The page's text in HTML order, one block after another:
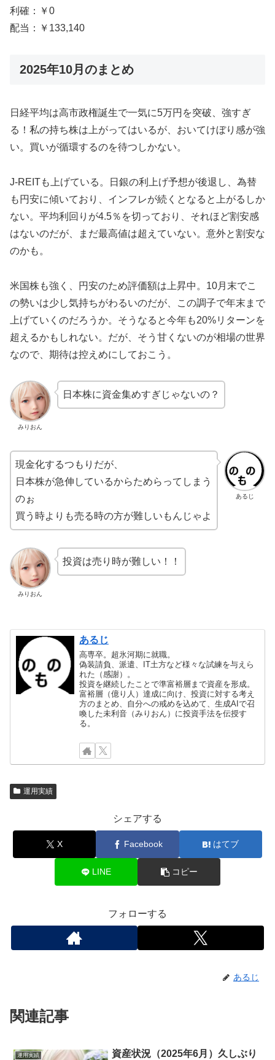
利確：￥0
配当：￥133,140
2025年10月のまとめ
日経平均は高市政権誕生で一気に5万円を突破、強すぎ
る！私の持ち株は上がってはいるが、おいてけぼり感が強
い。買いが循環するのを待つしかない。
J-REITも上げている。日銀の利上げ予想が後退し、為替
も円安に傾いており、インフレが続くとなると上がるしか
ない。平均利回りが4.5％を切っており、それほど割安感
はないのだが、まだ最高値は超えていない。意外と割安な
のかも。
米国株も強く、円安のため評価額は上昇中。10月末でこ
の勢いは少し気持ちがわるいのだが、この調子で年末まで
上げていくのだろうか。そうなると今年も20%リターンを
超えるかもしれない。だが、そう甘くないのが相場の世界
なので、期待は控えめにしておこう。
みりおん
日本株に資金集めすぎじゃないの？
あるじ
現金化するつもりだが、
日本株が急伸しているからためらってしまう
のぉ
買う時よりも売る時の方が難しいもんじゃよ
みりおん
投資は売り時が難しい！！
あるじ
高専卒。超氷河期に就職。
偽装請負、派遣、IT土方など様々な試練を与えら
れた（感謝）。
投資を継続したことで準富裕層まで資産を形成。
富裕層（億り人）達成に向け、投資に対する考え
方のまとめ、自分への戒めを込めて、生成AIで召
喚した未利音（みりおん）に投資手法を伝授す
る。
運用実績
シェアする
X Facebook はてブ
LINE コピー
フォローする
あるじ
関連記事
運用実績
資産状況（2025年6月）久しぶり